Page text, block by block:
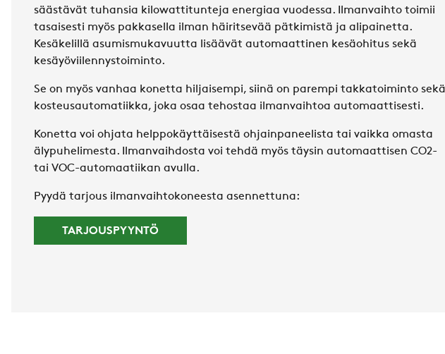
säästävät tuhansia kilowattitunteja energiaa vuodessa. Ilmanvaihto toimii
tasaisesti myös pakkasella ilman häiritsevää pätkimistä ja alipainetta.
Kesäkelillä asumismukavuutta lisäävät automaattinen kesäohitus sekä
kesäyöviilennystoiminto.
Se on myös vanhaa konetta hiljaisempi, siinä on parempi takkatoiminto sekä
kosteusautomatiikka, joka osaa tehostaa ilmanvaihtoa automaattisesti.
Konetta voi ohjata helppokäyttäisestä ohjainpaneelista tai vaikka omasta
älypuhelimesta. Ilmanvaihdosta voi tehdä myös täysin automaattisen CO2-
tai VOC-automaatiikan avulla.
Pyydä tarjous ilmanvaihtokoneesta asennettuna:
TARJOUSPYYNTÖ